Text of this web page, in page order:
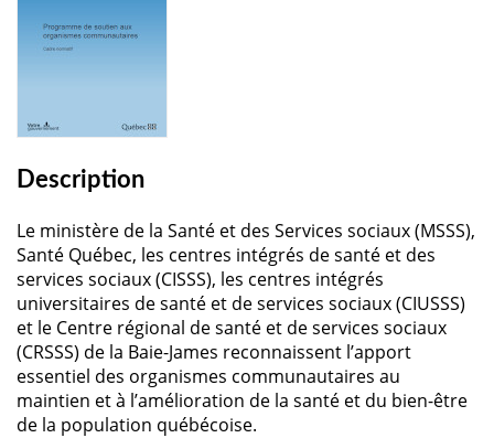
Description
Le ministère de la Santé et des Services sociaux (MSSS),
Santé Québec, les centres intégrés de santé et des
services sociaux (CISSS), les centres intégrés
universitaires de santé et de services sociaux (CIUSSS)
et le Centre régional de santé et de services sociaux
(CRSSS) de la Baie-James reconnaissent l’apport
essentiel des organismes communautaires au
maintien et à l’amélioration de la santé et du bien-être
de la population québécoise.